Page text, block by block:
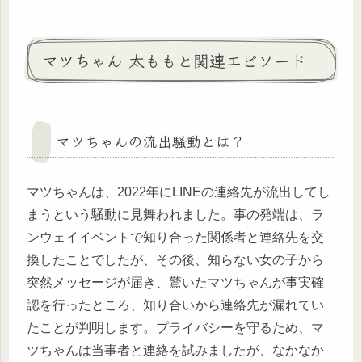
マツちゃん 太ももと関連エピソード
マツちゃんの流出騒動とは？
マツちゃんは、2022年にLINEの連絡先が流出してし
まうという騒動に見舞われました。事の発端は、ラ
ンウェイイベントで知り合った関係者と連絡先を交
換したことでしたが、その後、知らない女の子から
突然メッセージが届き、驚いたマツちゃんが事実確
認を行ったところ、知り合いから連絡先が漏れてい
たことが判明します。プライバシーを守るため、マ
ツちゃんは当事者と連絡を試みましたが、なかなか